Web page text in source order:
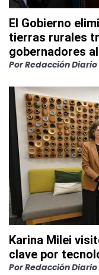
El Gobierno
tierras rurales
gobernadores
PorRedacción
Karina Milei
clave por
PorRedacción